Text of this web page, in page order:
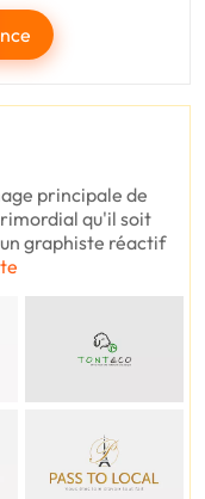
principale de
qu'il soit
graphiste réactif